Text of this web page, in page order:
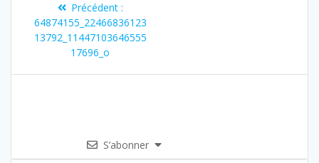
Précédent :
64874155_22466836123
13792_11447103646555
17696_o
S’abonner